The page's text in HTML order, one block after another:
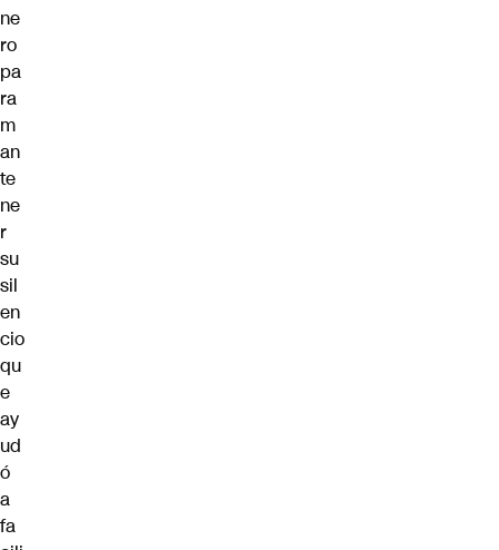
ne
ro
pa
ra
m
an
te
ne
r
su
sil
en
cio
qu
e
ay
ud
ó
a
fa